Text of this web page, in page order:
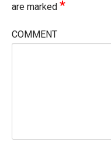
are marked *
COMMENT